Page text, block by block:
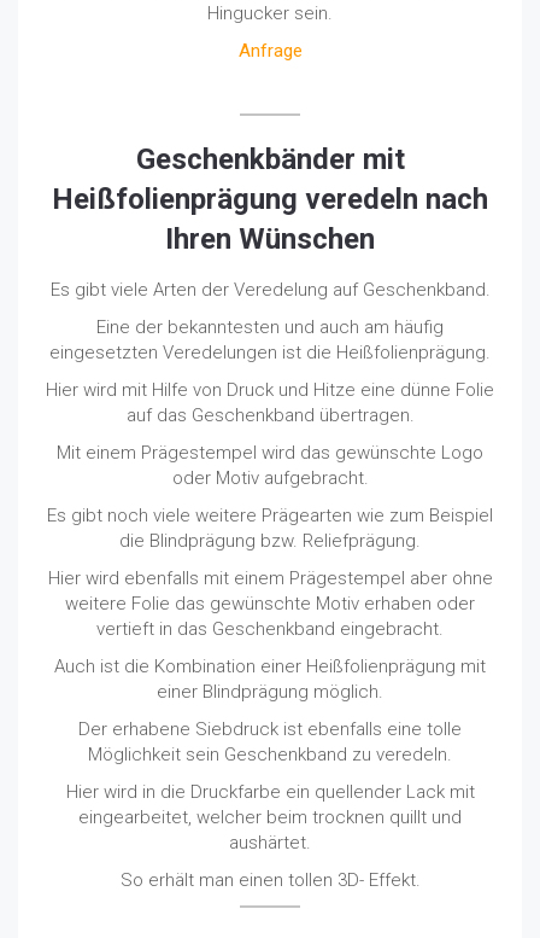
Hingucker sein.
Anfrage
Geschenkbänder mit
Heißfolienprägung veredeln nach
Ihren Wünschen
Es gibt viele Arten der Veredelung auf Geschenkband.
Eine der bekanntesten und auch am häufig
eingesetzten Veredelungen ist die Heißfolienprägung.
Hier wird mit Hilfe von Druck und Hitze eine dünne Folie
auf das Geschenkband übertragen.
Mit einem Prägestempel wird das gewünschte Logo
oder Motiv aufgebracht.
Es gibt noch viele weitere Prägearten wie zum Beispiel
die Blindprägung bzw. Reliefprägung.
Hier wird ebenfalls mit einem Prägestempel aber ohne
weitere Folie das gewünschte Motiv erhaben oder
vertieft in das Geschenkband eingebracht.
Auch ist die Kombination einer Heißfolienprägung mit
einer Blindprägung möglich.
Der erhabene Siebdruck ist ebenfalls eine tolle
Möglichkeit sein Geschenkband zu veredeln.
Hier wird in die Druckfarbe ein quellender Lack mit
eingearbeitet, welcher beim trocknen quillt und
aushärtet.
So erhält man einen tollen 3D- Effekt.